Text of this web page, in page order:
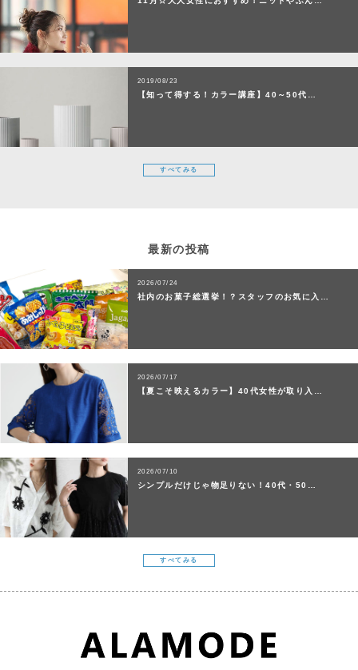
2019/08/23
【知って得する！カラー講座】40～50代…
すべてみる
最新の投稿
2026/07/24
社内のお菓子総選挙！？スタッフのお気に入…
2026/07/17
【夏こそ映えるカラー】40代女性が取り入…
2026/07/10
シンプルだけじゃ物足りない！40代・50…
すべてみる